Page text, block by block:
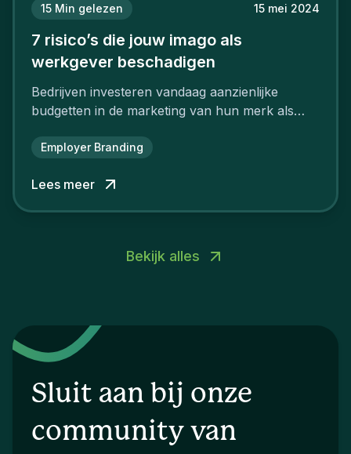
15 Min gelezen 15 mei 2024
7 risico’s die jouw imago als
werkgever beschadigen
Bedrijven investeren vandaag aanzienlijke
budgetten in de marketing van hun merk als
Employer Branding
Lees meer
Bekijk alles
Sluit aan bij onze
community van